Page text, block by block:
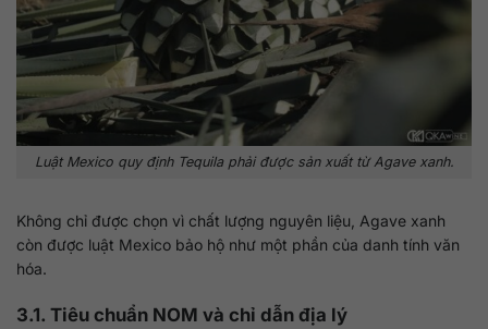
Luật Mexico quy định Tequila phải được sản xuất từ Agave xanh.
Không chỉ được chọn vì chất lượng nguyên liệu, Agave xanh
còn được luật Mexico bảo hộ như một phần của danh tính văn
hóa.
3.1. Tiêu chuẩn NOM và chỉ dẫn địa lý